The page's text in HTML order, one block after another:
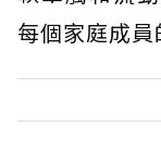
每個家庭成員